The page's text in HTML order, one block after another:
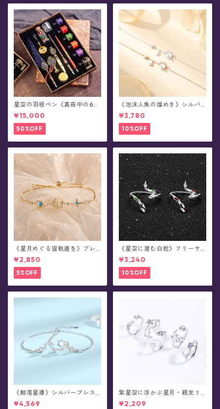
星空の羽根ペン《真夜中の6彩
星魔法団》ガラスペン・イン
クセット(シーリングスタンプ
付き/全8色)0011
¥15,000
50%OFF
《泡沫人魚の煌めき》シルバ
ーブレスレット
¥3,780
10%OFF
《星月めぐる宙軌道を》ブレ
スレット
¥2,850
5%OFF
《星空に潜む白蛇》フリーサ
イズ・リング
¥3,240
10%OFF
《鯨落星導》シルバーブレス
レット
¥4,569
紫星空に浮かぶ星月・親友リ
ング
¥2,209